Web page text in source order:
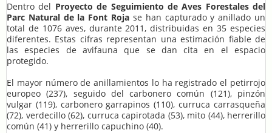
Dentro del Proyecto de Seguimiento de Aves Forestales del
Parc Natural de la Font Roja se han capturado y anillado un
total de 1076 aves, durante 2011, distribuidas en 35 especies
diferentes. Estas cifras representan una estimación fiable de
las especies de avifauna que se dan cita en el espacio
protegido.
El mayor número de anillamientos lo ha registrado el petirrojo
europeo (237), seguido del carbonero común (121), pinzón
vulgar (119), carbonero garrapinos (110), curruca carrasqueña
(72), verdecillo (62), curruca capirotada (53), mito (44), herrerillo
común (41) y herrerillo capuchino (40).